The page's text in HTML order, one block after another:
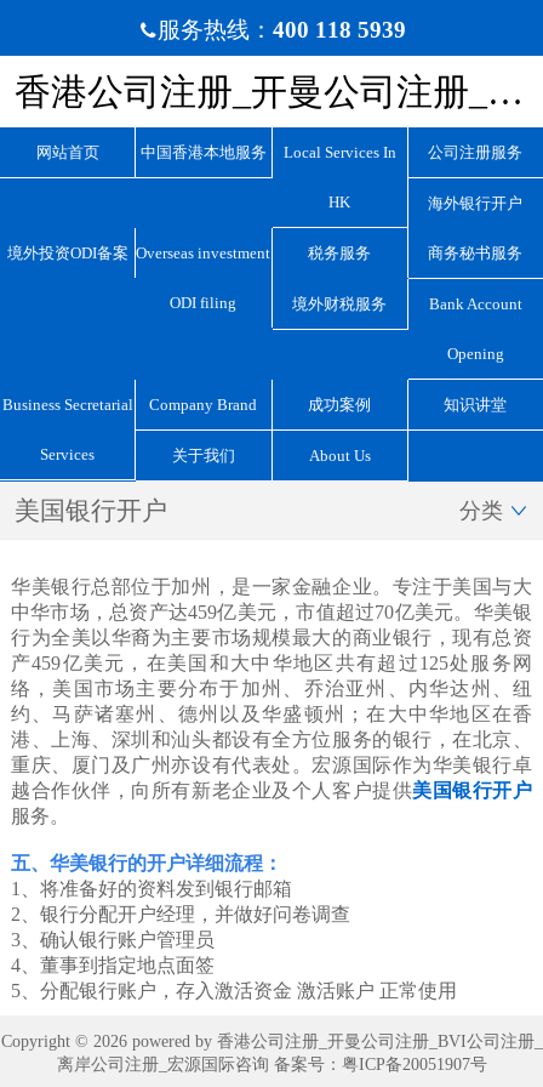
服务热线： 400 118 5939
香港公司注册_开曼公司注册_BVI公司注册_离岸公司注册_宏源国际咨询
网站首页 中国香港本地服务 Local Services In
HK
公司注册服务
海外银行开户
境外投资ODI备案 Overseas investment
ODI filing
税务服务 商务秘书服务
境外财税服务 Bank Account
Opening
Business Secretarial
Services
Company Brand 成功案例 知识讲堂
关于我们 About Us
美国银行开户 分类 
华美银行总部位于加州，是一家金融企业。专注于美国与大
中华市场，总资产达459亿美元，市值超过70亿美元。华美银
行为全美以华裔为主要市场规模最大的商业银行，现有总资
产459亿美元，在美国和大中华地区共有超过125处服务网
络，美国市场主要分布于加州、乔治亚州、内华达州、纽
约、马萨诸塞州、德州以及华盛顿州；在大中华地区在香
港、上海、深圳和汕头都设有全方位服务的银行，在北京、
重庆、厦门及广州亦设有代表处。宏源国际作为华美银行卓
越合作伙伴，向所有新老企业及个人客户提供美国银行开户
服务。
五、华美银行的开户详细流程：
1、将准备好的资料发到银行邮箱
2、银行分配开户经理，并做好问卷调查
3、确认银行账户管理员
4、董事到指定地点面签
5、分配银行账户，存入激活资金 激活账户 正常使用
Copyright © 2026 powered by 香港公司注册_开曼公司注册_BVI公司注册_
离岸公司注册_宏源国际咨询 备案号： 粤ICP备20051907号